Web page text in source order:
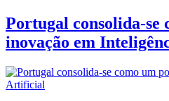
Portugal consolida-se
inovação em